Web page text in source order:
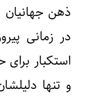
ذهن جهانیان
در زمانی
استکبار برای
و تنها